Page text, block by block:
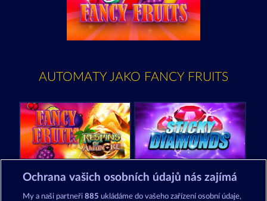
AUTOMATY JAKO FANCY FRUITS
Fancy Fruits RoAR Sticky Diamonds
Ochrana vašich osobních údajů nás zajímá
My a naši partneři885 ukládáme do vašeho zařízení osobní údaje,